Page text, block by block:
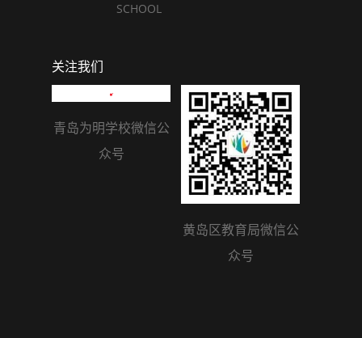
SCHOOL
关注我们
青岛为明学校微信公
众号
黄岛区教育局微信公
众号